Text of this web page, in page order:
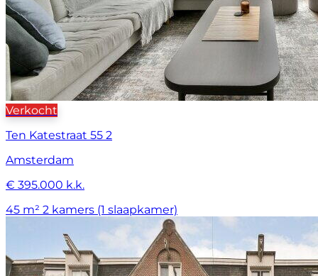
Verkocht
Ten Katestraat 55 2
Amsterdam
€ 395.000 k.k.
45 m² 2 kamers (1 slaapkamer)